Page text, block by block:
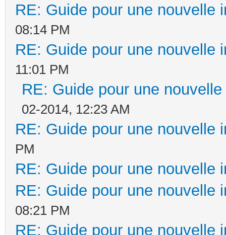
RE: Guide pour une nouvelle
08:14 PM
RE: Guide pour une nouvelle
11:01 PM
RE: Guide pour une
02-2014, 12:23 AM
RE: Guide pour une nouvelle
PM
RE: Guide pour une nouvelle
RE: Guide pour une nouvelle
08:21 PM
RE: Guide pour une nouvelle